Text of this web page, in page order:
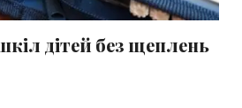
дітей без щеплень